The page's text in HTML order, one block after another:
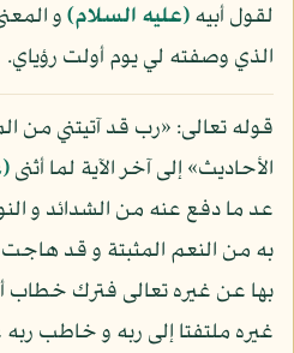
لقول أبيه(عليه السلام)و
الذي وصفته لي يوم أولت رؤياي.
قوله تعالى: «رب قد آتيتني من
الأحاديث» إلى آخر الآية لما أثنى
عد ما دفع عنه من الشدائد و
به من النعم المثبتة و قد هاجت
بها عن غيره تعالى فترك خطاب
غيره ملتفتا إلى ربه و خاطب